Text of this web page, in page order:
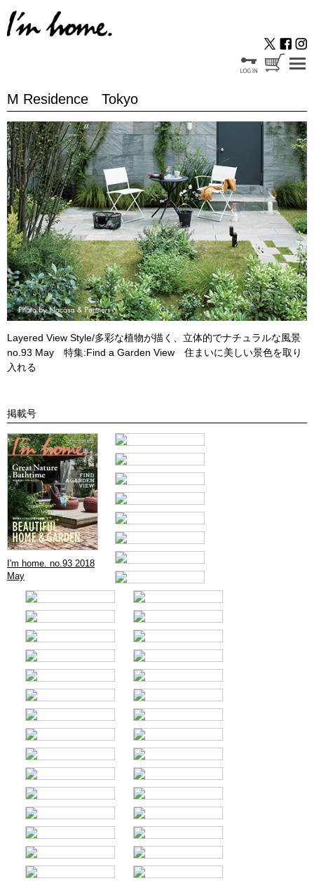
M Residence Tokyo
Layered View Style/多彩な植物が描く、立体的でナチュラルな風景
no.93 May 特集:Find a Garden View 住まいに美しい景色を取り
入れる
掲載号
I'm home. no.93 2018
May